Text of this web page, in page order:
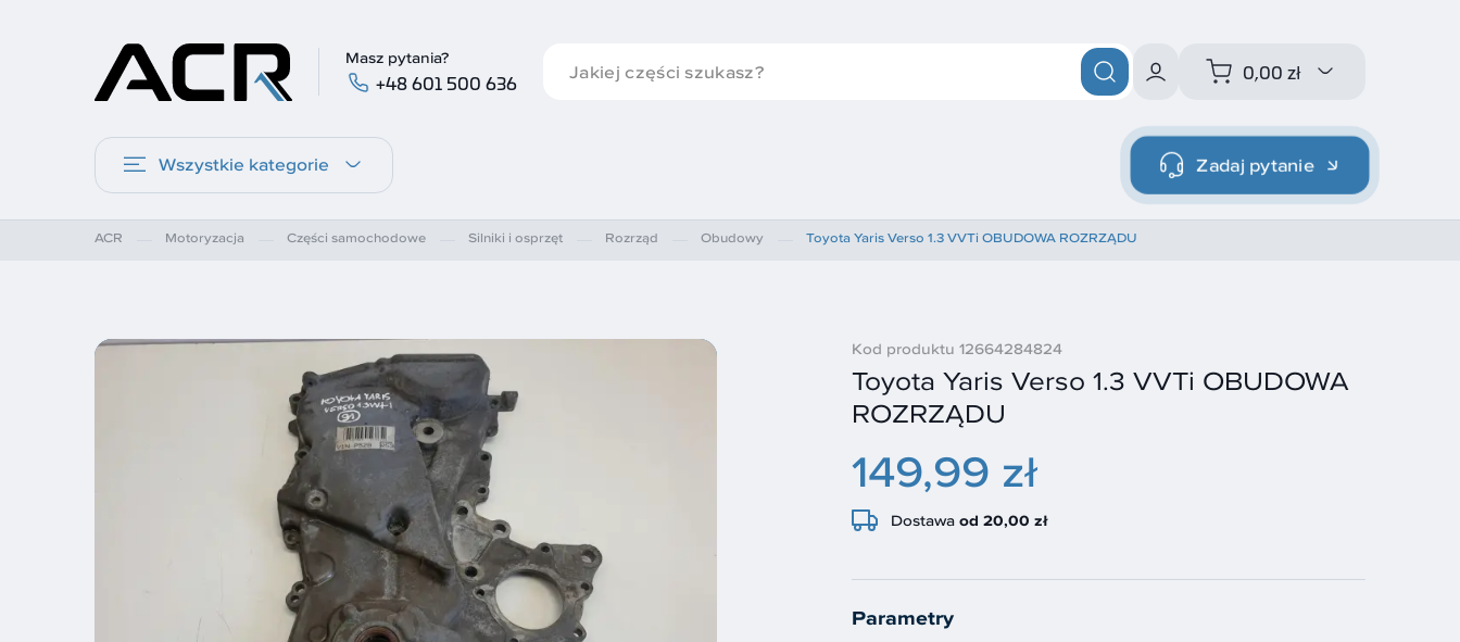
Masz pytania?
+48 601 500 636 0,00 zł
Wszystkie kategorie Zadaj pytanie
ACR Motoryzacja Części samochodowe Silniki i osprzęt Rozrząd Obudowy Toyota Yaris Verso 1.3 VVTi OBUDOWA ROZRZĄDU
Kod produktu 12664284824
Toyota Yaris Verso 1.3 VVTi OBUDOWA
ROZRZĄDU
149,99 zł
Dostawa od 20,00 zł
Parametry